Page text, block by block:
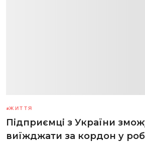
ЖИТТЯ
Підприємці з України
виїжджати за кордон у